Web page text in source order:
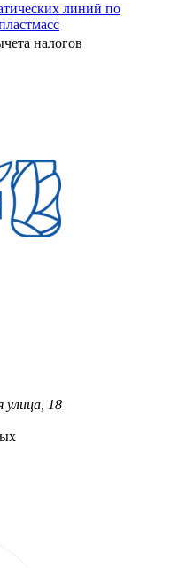
линий по
налогов
улица, 18